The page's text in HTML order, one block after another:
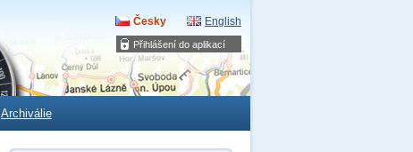
Přihlášení do aplikací
Česky English
Archiválie